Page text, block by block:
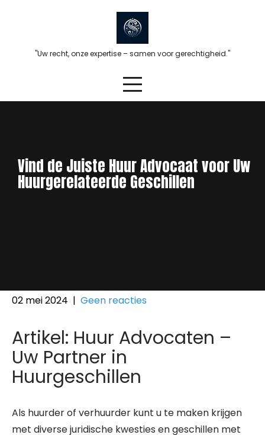
"Uw recht, onze expertise – samen voor gerechtigheid."
Vind de Juiste Huur Advocaat voor Uw
Huurgerelateerde Geschillen
02 mei 2024 | Geen reacties
Artikel: Huur Advocaten –
Uw Partner in
Huurgeschillen
Als huurder of verhuurder kunt u te maken krijgen
met diverse juridische kwesties en geschillen met